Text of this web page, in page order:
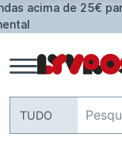
Oferta de
TUDO